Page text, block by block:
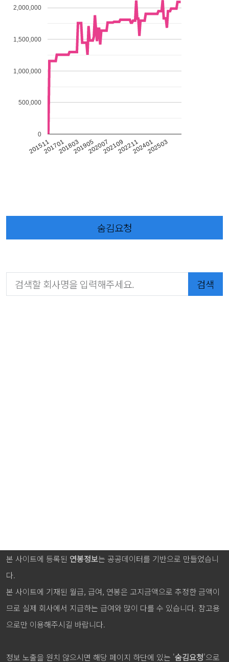
201511201701201803201905202007202109202211202401202503
0
500,000
1,000,000
1,500,000
2,000,000
숨김요청
검색
본 사이트에 등록된 연봉정보는 공공데이터를 기반으로 만들었습니
다.
본 사이트에 기재된 월급, 급여, 연봉은 고지금액으로 추정한 금액이
므로 실제 회사에서 지급하는 급여와 많이 다를 수 있습니다. 참고용
으로만 이용해주시길 바랍니다.
정보 노출을 원치 않으시면 해당 페이지 하단에 있는 '숨김요청'으로